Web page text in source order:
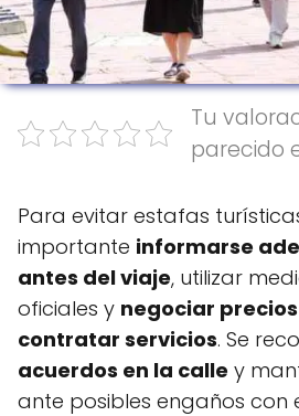
Tu
parecido
Para evitar estafas
importante informarse
antes del viaje, utilizar
oficiales y negociar
contratar servicios. Se
acuerdos en la calle y
ante posibles engaños con